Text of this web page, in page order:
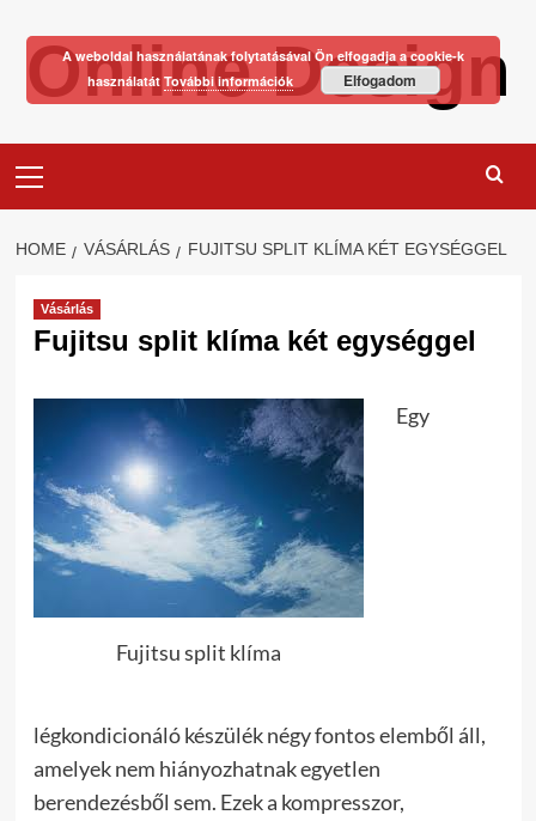
contentOnline Design
Menu
HOME VÁSÁRLÁS FUJITSU SPLIT KLÍMA KÉT EGYSÉGGEL
Vásárlás
Fujitsu split klíma két egységgel
Fujitsu split klíma
Egy
légkondicionáló készülék négy fontos elemből áll,
amelyek nem hiányozhatnak egyetlen
berendezésből sem. Ezek a kompresszor,
A weboldal használatának folytatásával Ön elfogadja a cookie-k
használatát További információk Elfogadom